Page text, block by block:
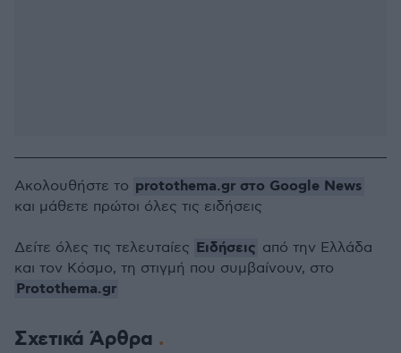
Σχετικά Άρθρα
Ακολουθήστε το protothema.gr στο Google News
και μάθετε πρώτοι όλες τις ειδήσεις
Δείτε όλες τις τελευταίες Ειδήσεις από την Ελλάδα
και τον Κόσμο, τη στιγμή που συμβαίνουν, στο
Protothema.gr